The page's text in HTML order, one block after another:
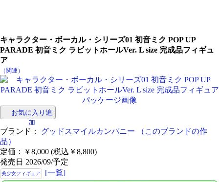
キャラクター・ボーカル・シリーズ01 初音ミク POP UP
PARADE 初音ミク ラビットホールVer. L size 完成品フィギュ
ア
（関連）
お気に入り追
加
ブランド： グッドスマイルカンパニー
（このブランドの作
品）
定価：￥8,000 (税込￥8,800)
発売日 2026/09/予定
美少女フィギュア [一覧]